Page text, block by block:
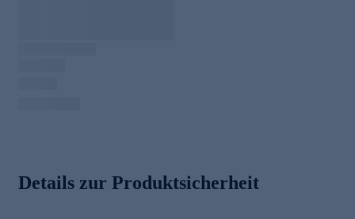
Details zur Produktsicherheit